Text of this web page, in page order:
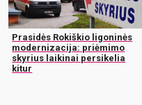
Prasidės Rokiškio ligoninės
modernizacija: priėmimo
skyrius laikinai persikelia
kitur